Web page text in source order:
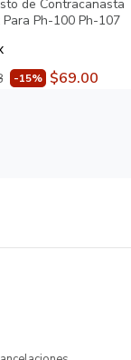
de Contracanasta
Para Ph-100 Ph-107
-15% $69.00